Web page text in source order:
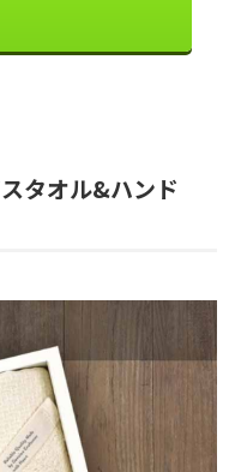
タオル&ハンド